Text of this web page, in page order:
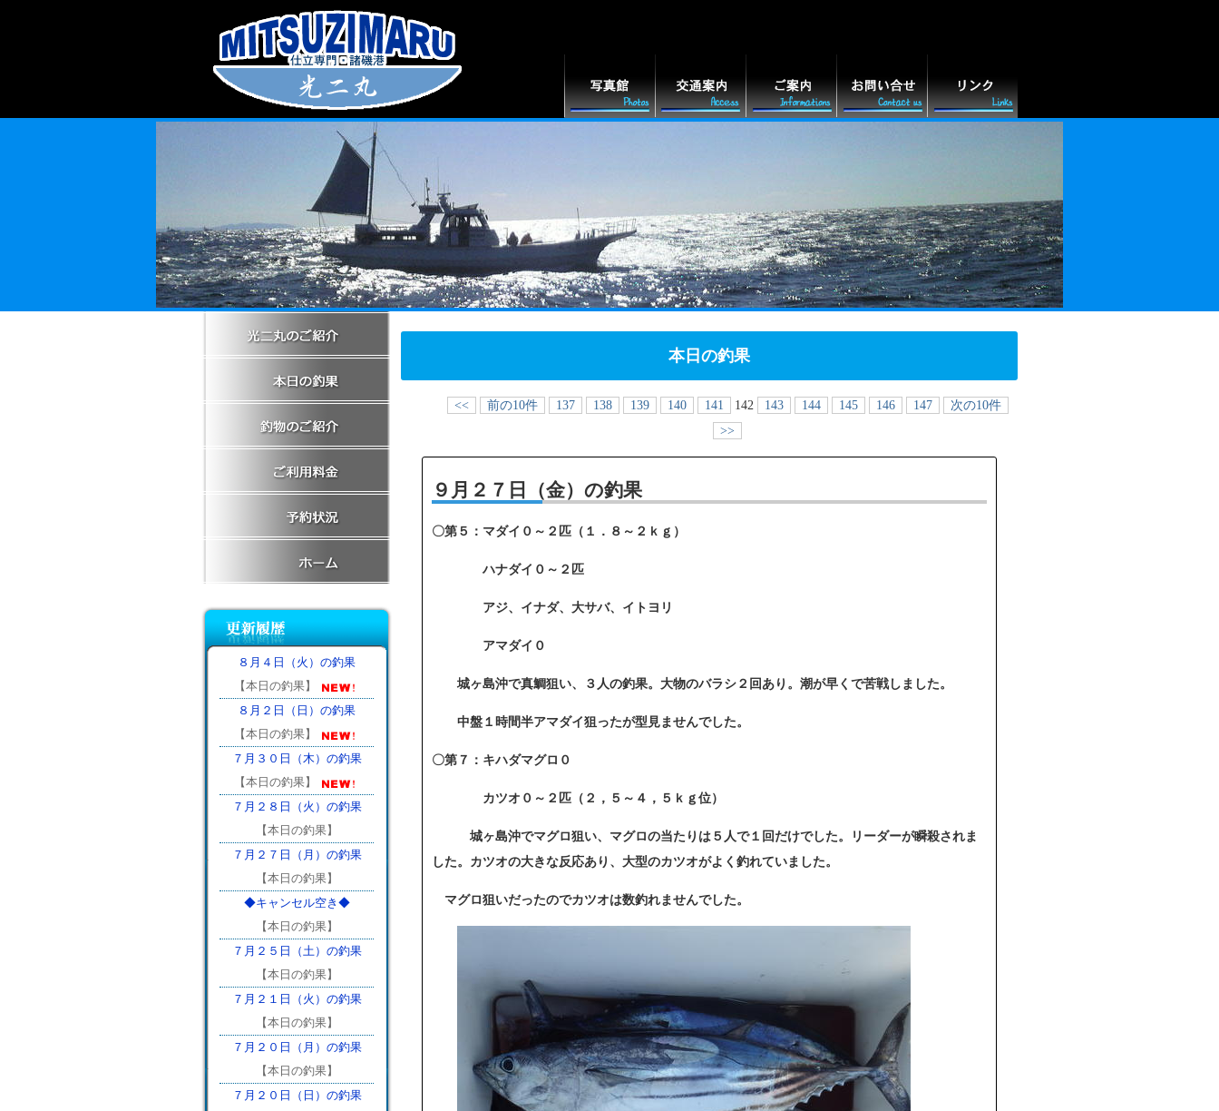
８月４日（火）の釣果
【本日の釣果】
８月２日（日）の釣果
【本日の釣果】
７月３０日（木）の釣果
【本日の釣果】
７月２８日（火）の釣果
【本日の釣果】
７月２７日（月）の釣果
【本日の釣果】
◆キャンセル空き◆
【本日の釣果】
７月２５日（土）の釣果
【本日の釣果】
７月２１日（火）の釣果
【本日の釣果】
７月２０日（月）の釣果
【本日の釣果】
７月２０日（日）の釣果
本日の釣果
<< 前の10件 137 138 139 140 141 142 143 144 145 146 147
次の10件
>>
９月２７日（金）の釣果
〇第５：マダイ０～２匹（１．８～２ｋｇ）
ハナダイ０～２匹
アジ、イナダ、大サバ、イトヨリ
アマダイ０
城ヶ島沖で真鯛狙い、３人の釣果。大物のバラシ２回あり。潮が早くで苦戦しました。
中盤１時間半アマダイ狙ったが型見ませんでした。
〇第７：キハダマグロ０
カツオ０～２匹（２，５～４，５ｋｇ位）
城ヶ島沖でマグロ狙い、マグロの当たりは５人で１回だけでした。リーダーが瞬殺されま
した。カツオの大きな反応あり、大型のカツオがよく釣れていました。
マグロ狙いだったのでカツオは数釣れませんでした。